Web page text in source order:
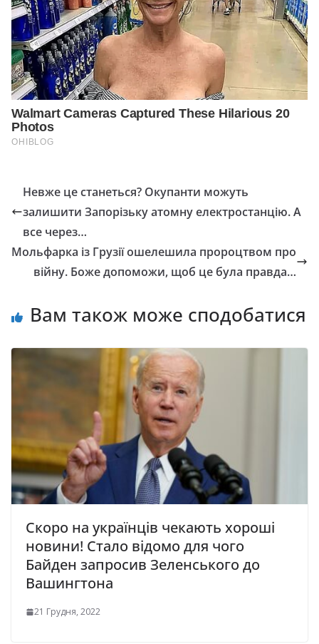
Невже це станеться? Окупанти можуть
залишити Запорізьку атомну електростанцію. А
все через…
Мольфарка із Грузії ошелешила пророцтвом про
війну. Боже допоможи, щоб це була правда…
Вам також може сподобатися
Скоро на українців чекають хороші
новини! Стало відомо для чого
Байден запросив Зеленського до
Вашингтона
21 Грудня, 2022